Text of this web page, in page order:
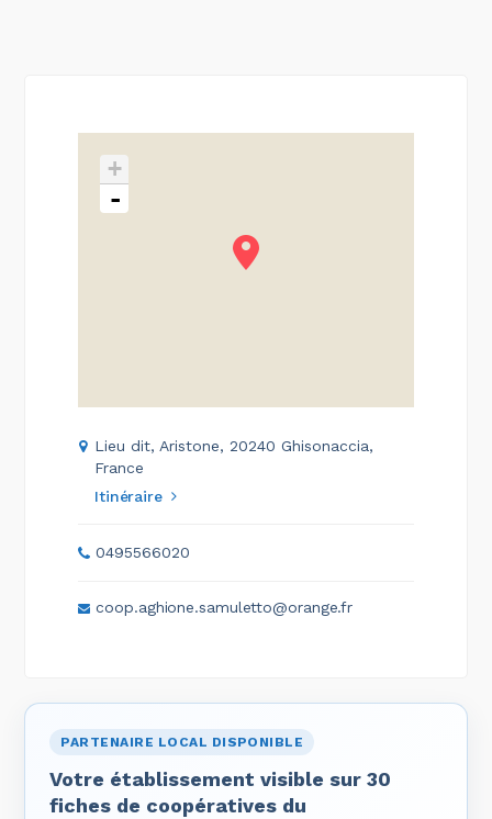
+
-
Lieu dit, Aristone, 20240 Ghisonaccia,
France
Itinéraire
0495566020
coop.aghione.samuletto@orange.fr
PARTENAIRE LOCAL DISPONIBLE
Votre établissement visible sur 30
fiches de coopératives du